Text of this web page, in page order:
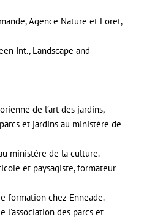
Agence Nature et Foret,
Int., Landscape and
de l’art des jardins,
et jardins au ministère de
ministère de la culture.
et paysagiste, formateur
formation chez Enneade.
l’association des parcs et